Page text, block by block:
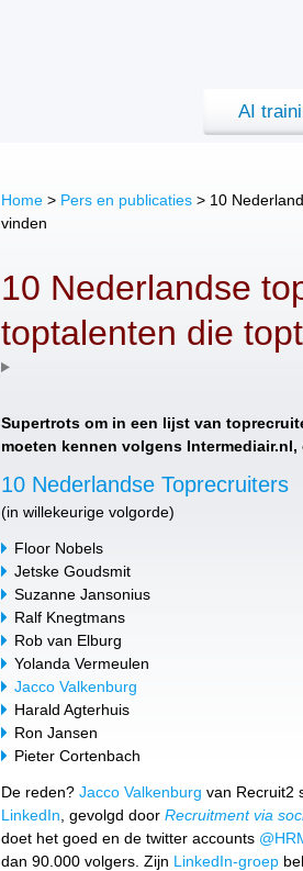
AI
Home > Pers en publicaties > 10
vinden
10 Nederlandse
toptalenten die
Supertrots om in een lijst van
moeten kennen volgens
10 Nederlandse Toprecruiters
(in willekeurige volgorde)
Floor Nobels
Jetske Goudsmit
Suzanne Jansonius
Ralf Knegtmans
Rob van Elburg
Yolanda Vermeulen
Jacco Valkenburg
Harald Agterhuis
Ron Jansen
Pieter Cortenbach
De reden? Jacco Valkenburg van Recruit2
LinkedIn , gevolgd door Recruitment via
doet het goed en de twitter accounts
dan 90.000 volgers. Zijn LinkedIn-groep